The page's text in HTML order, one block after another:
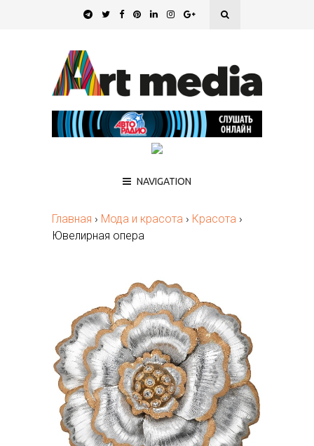
NAVIGATION
Главная › Мода и красота › Красота ›
Ювелирная опера